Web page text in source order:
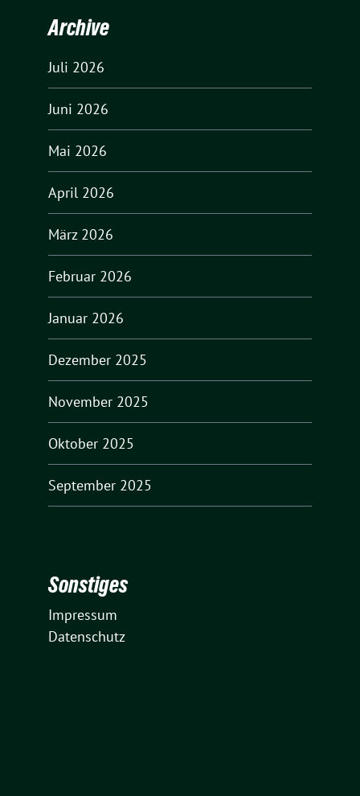
Archive
Juli 2026
Juni 2026
Mai 2026
April 2026
März 2026
Februar 2026
Januar 2026
Dezember 2025
November 2025
Oktober 2025
September 2025
Sonstiges
Impressum
Datenschutz